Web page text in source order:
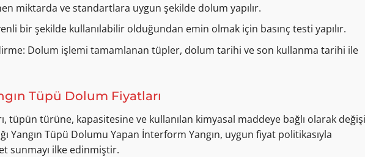
miktarda ve standartlara uygun şekilde dolum yapılır.
bir şekilde kullanılabilir olduğundan emin olmak için basınç testi yapılır.
Dolum işlemi tamamlanan tüpler, dolum tarihi ve son kullanma tarihi ile
Tüpü Dolum Fiyatları
tüpün türüne, kapasitesine ve kullanılan kimyasal maddeye bağlı olarak
Yangın Tüpü Dolumu Yapan İnterform Yangın, uygun fiyat politikasıyla
sunmayı ilke edinmiştir.